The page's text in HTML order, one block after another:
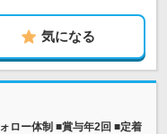
気になる
ロー体制 ■賞与年2回 ■定着